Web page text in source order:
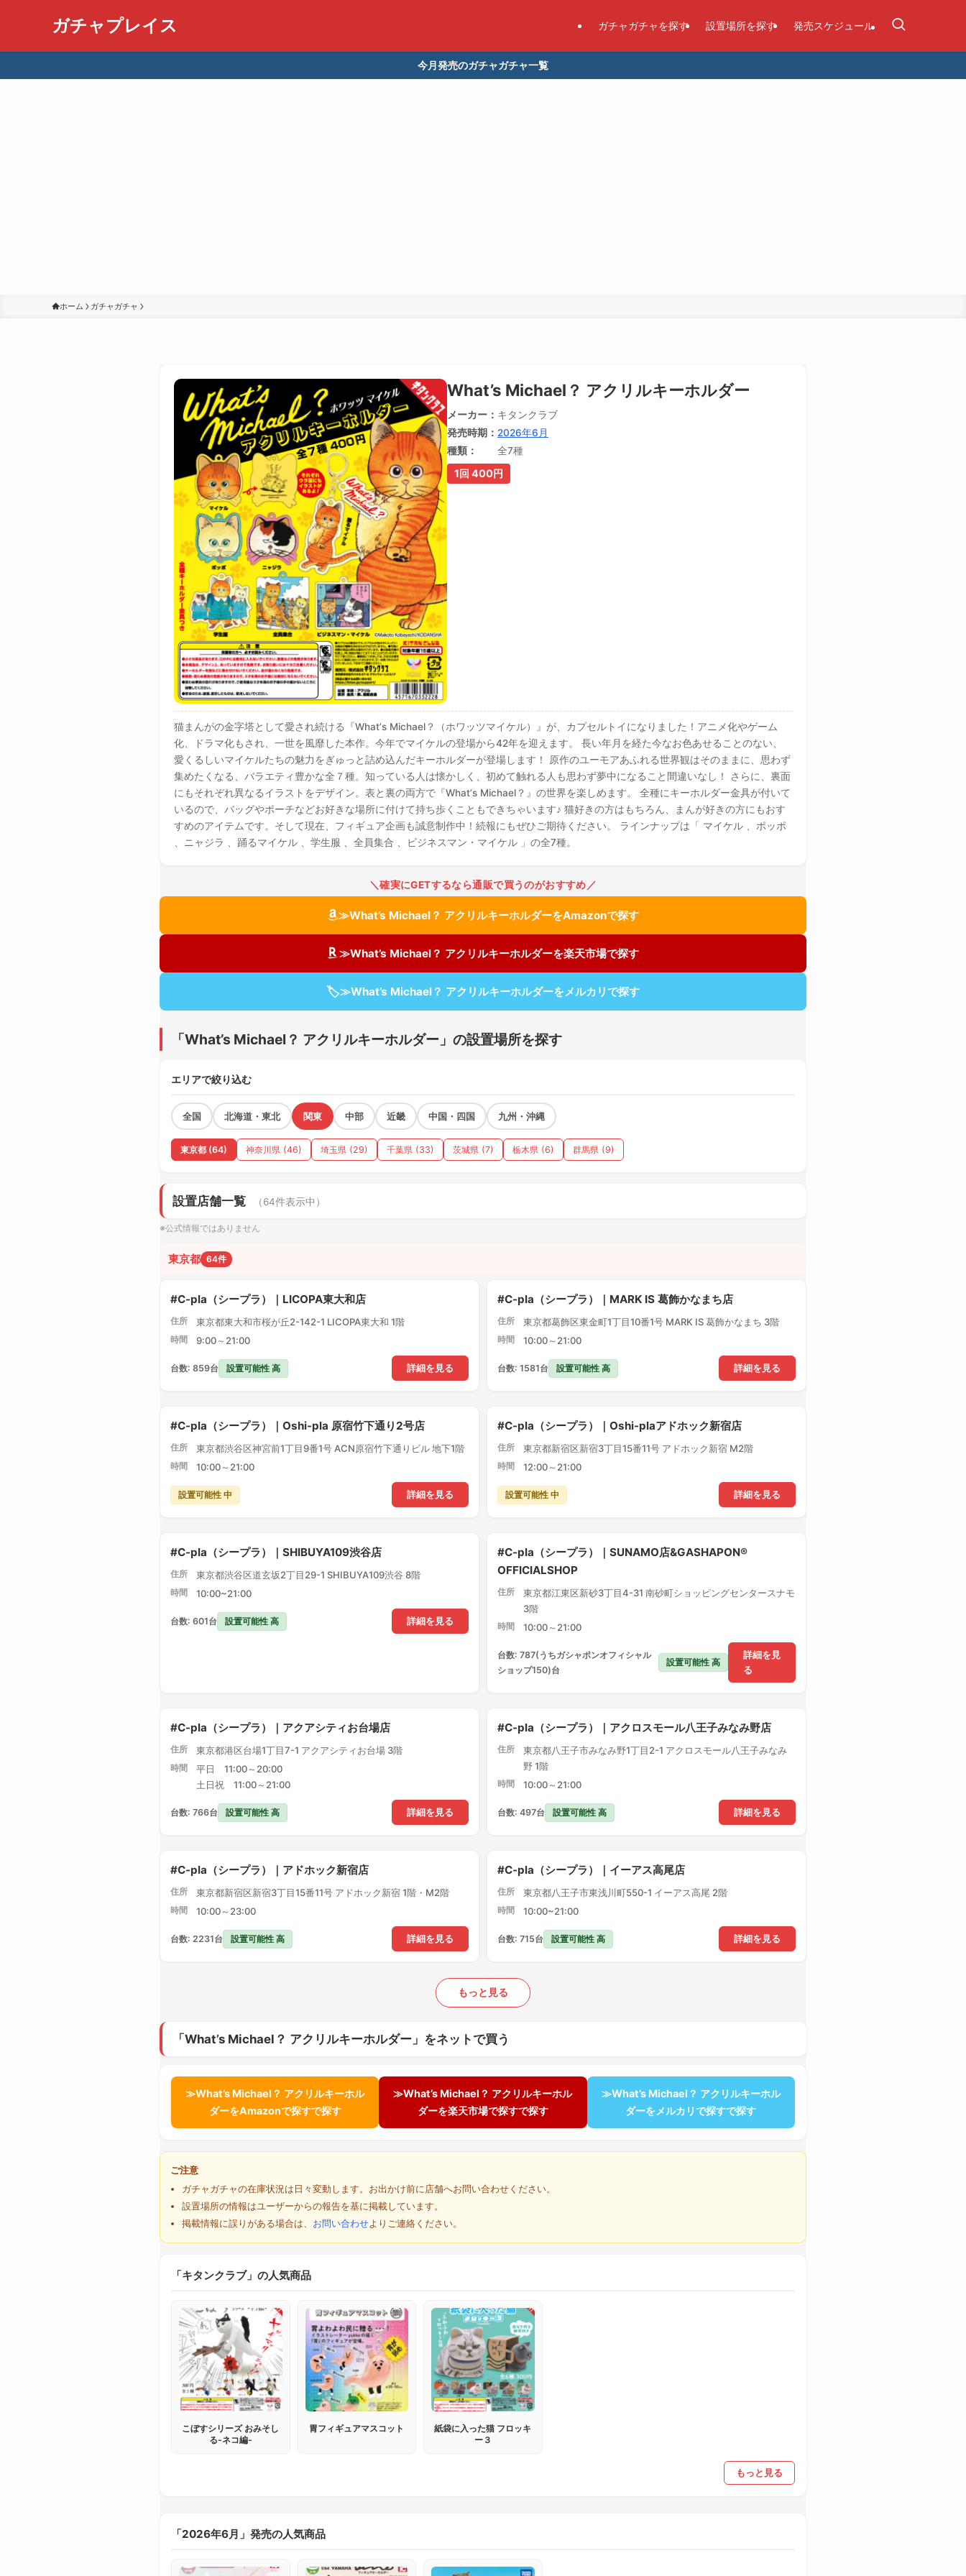
ガチャプレイス ガチャガチャを探す 設置場所を探す 発売スケジュール
今月発売のガチャガチャ一覧
ホーム ガチャガチャ
What’s Michael？ アクリルキーホルダー
メーカー
キタンクラブ
発売時期
2026年6月
種類
全7種
1回 400円
猫まんがの金字塔として愛され続ける『Whatʼs Michael？（ホワッツマイケル）』が、カプセルトイになりました！アニメ化やゲーム
化、ドラマ化もされ、一世を風靡した本作。今年でマイケルの登場から42年を迎えます。 長い年月を経た今なお色あせることのない、
愛くるしいマイケルたちの魅力をぎゅっと詰め込んだキーホルダーが登場します！ 原作のユーモアあふれる世界観はそのままに、思わず
集めたくなる、バラエティ豊かな全７種。知っている人は懐かしく、初めて触れる人も思わず夢中になること間違いなし！ さらに、裏面
にもそれぞれ異なるイラストをデザイン。表と裏の両方で『Whatʼs Michael？』の世界を楽しめます。 全種にキーホルダー金具が付いて
いるので、バッグやポーチなどお好きな場所に付けて持ち歩くこともできちゃいます♪ 猫好きの方はもちろん、まんが好きの方にもおす
すめのアイテムです。そして現在、フィギュア企画も誠意制作中！続報にもぜひご期待ください。 ラインナップは「 マイケル 、ポッポ
、ニャジラ 、踊るマイケル 、学生服 、全員集合 、ビジネスマン・マイケル 」の全7種。
＼確実にGETするなら通販で買うのがおすすめ／
≫What’s Michael？ アクリルキーホルダーをAmazonで探す
≫What’s Michael？ アクリルキーホルダーを楽天市場で探す
🏷≫What’s Michael？ アクリルキーホルダーをメルカリで探す
「What’s Michael？ アクリルキーホルダー」の設置場所を探す
エリアで絞り込む
全国 北海道・東北 関東 中部 近畿 中国・四国 九州・沖縄
東京都 (64) 神奈川県 (46) 埼玉県 (29) 千葉県 (33) 茨城県 (7) 栃木県 (6) 群馬県 (9)
設置店舗一覧 （64件表示中）
※公式情報ではありません
東京都 64件
#C-pla（シープラ）｜LICOPA東大和店
住所 東京都東大和市桜が丘2-142-1 LICOPA東大和 1階
時間 9:00～21:00
詳細を見る
台数: 859台 設置可能性 高
#C-pla（シープラ）｜MARK IS 葛飾かなまち店
住所 東京都葛飾区東金町1丁目10番1号 MARK IS 葛飾かなまち 3階
時間 10:00～21:00
詳細を見る
台数: 1581台 設置可能性 高
#C-pla（シープラ）｜Oshi-pla 原宿竹下通り2号店
住所 東京都渋谷区神宮前1丁目9番1号 ACN原宿竹下通りビル 地下1階
時間 10:00～21:00
詳細を見る
設置可能性 中
#C-pla（シープラ）｜Oshi-plaアドホック新宿店
住所 東京都新宿区新宿3丁目15番11号 アドホック新宿 M2階
時間 12:00～21:00
詳細を見る
設置可能性 中
#C-pla（シープラ）｜SHIBUYA109渋谷店
住所 東京都渋谷区道玄坂2丁目29-1 SHIBUYA109渋谷 8階
時間 10:00~21:00
詳細を見る
台数: 601台 設置可能性 高
#C-pla（シープラ）｜SUNAMO店&GASHAPON®
OFFICIALSHOP
住所
東京都江東区新砂3丁目4-31 南砂町ショッピングセンタースナモ
3階
時間 10:00～21:00
詳細を見
る
台数: 787(うちガシャポンオフィシャル
ショップ150)台
設置可能性 高
#C-pla（シープラ）｜アクアシティお台場店
住所 東京都港区台場1丁目7-1 アクアシティお台場 3階
時間
平日 11:00～20:00
土日祝 11:00～21:00
詳細を見る
台数: 766台 設置可能性 高
#C-pla（シープラ）｜アクロスモール八王子みなみ野店
住所
東京都八王子市みなみ野1丁目2-1 アクロスモール八王子みなみ
野 1階
時間 10:00～21:00
詳細を見る
台数: 497台 設置可能性 高
#C-pla（シープラ）｜アドホック新宿店
住所 東京都新宿区新宿3丁目15番11号 アドホック新宿 1階・M2階
時間 10:00～23:00
詳細を見る
台数: 2231台 設置可能性 高
#C-pla（シープラ）｜イーアス高尾店
住所 東京都八王子市東浅川町550-1 イーアス高尾 2階
時間 10:00~21:00
詳細を見る
台数: 715台 設置可能性 高
もっと見る
「What’s Michael？ アクリルキーホルダー」をネットで買う
≫What’s Michael？ アクリルキーホル
ダーをAmazonで探すで探す
≫What’s Michael？ アクリルキーホル
ダーを楽天市場で探すで探す
≫What’s Michael？ アクリルキーホル
ダーをメルカリで探すで探す
ご注意
ガチャガチャの在庫状況は日々変動します。お出かけ前に店舗へお問い合わせください。
設置場所の情報はユーザーからの報告を基に掲載しています。
掲載情報に誤りがある場合は、 お問い合わせよりご連絡ください。
「キタンクラブ」の人気商品
こぼすシリーズ おみそし
る-ネコ編-
胃フィギュアマスコット
紙袋に入った猫 フロッキ
ー３
もっと見る
「2026年6月」発売の人気商品